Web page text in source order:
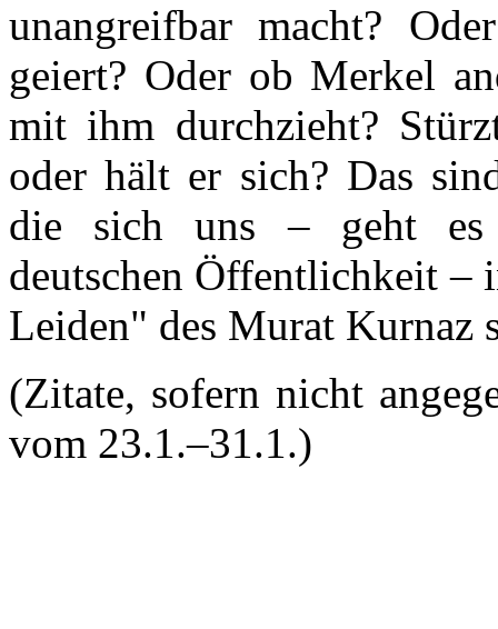
unangreifbar macht?
geiert? Oder ob Merkel
mit ihm durchzieht?
oder hält er sich? Das
die sich uns – geht es
deutschen Öffentlichkeit –
Leiden" des Murat Kurnaz
(Zitate, sofern nicht
vom 23.1.–31.1.)